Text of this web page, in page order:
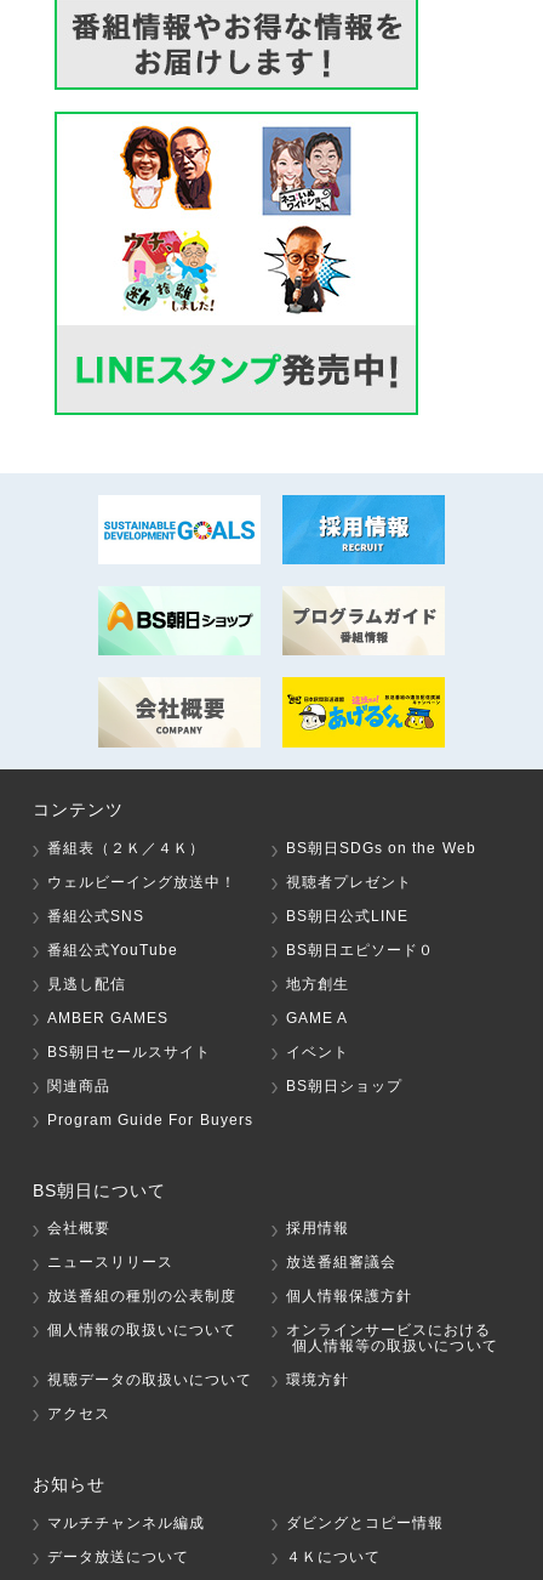
コンテンツ
番組表（２Ｋ／４Ｋ）
BS朝日SDGs on the Web
ウェルビーイング放送中！
視聴者プレゼント
番組公式SNS
BS朝日公式LINE
番組公式YouTube
BS朝日エピソード０
見逃し配信
地方創生
AMBER GAMES
GAME A
BS朝日セールスサイト
イベント
関連商品
BS朝日ショップ
Program Guide For Buyers
BS朝日について
会社概要
採用情報
ニュースリリース
放送番組審議会
放送番組の種別の公表制度
個人情報保護方針
個人情報の取扱いについて
オンラインサービスにおける
個人情報等の取扱いについて
視聴データの取扱いについて
環境方針
アクセス
お知らせ
マルチチャンネル編成
ダビングとコピー情報
データ放送について
４Ｋについて